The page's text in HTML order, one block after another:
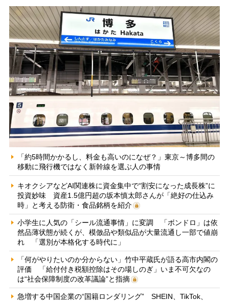
「約5時間かかるし、料金も高いのになぜ？」東京～博多間の
移動に飛行機ではなく新幹線を選ぶ人の事情
キオクシアなどAI関連株に資金集中で“割安になった成長株”に
投資妙味 資産1.5億円超の坂本慎太郎さんが「絶好の仕込み
時」と考える防衛・食品銘柄を紹介
小学生に人気の「シール流通事情」に変調 「ボンドロ」は依
然品薄状態が続くが、模倣品や類似品が大量流通し一部で値崩
れ 「選別が本格化する時代に」
「何がやりたいのか分からない」竹中平蔵氏が語る高市内閣の
評価 「給付付き税額控除はその場しのぎ」いま不可欠なの
は“社会保障制度の改革議論”と指摘
急増する中国企業の“国籍ロンダリング” SHEIN、TikTok、